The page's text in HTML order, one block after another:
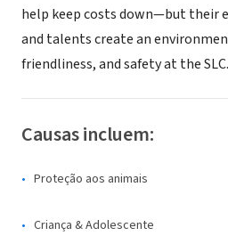
help keep costs down—but their
and talents create an
friendliness, and safety at the SLC.
Causas incluem:
Proteção aos animais
Criança & Adolescente